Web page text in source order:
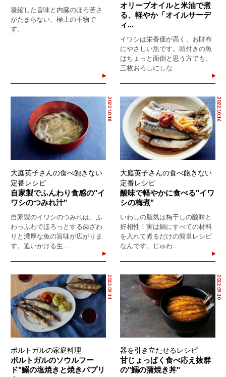
凝縮した旨味と内臓のほろ苦さ
がたまらない、極上の干物で
す。
オリーブオイルと米油で煮
る、軽やか「オイルサーデ
ィ...
イワシは栄養価が高く、お財布
にやさしい魚です。頭付きの魚
はちょっと面倒と思う方でも、
三枚おろしにしな...
2022.10.18
大庭英子さんの食べ飽きない
定番レシピ
自家製でふんわり食感の"イ
ワシのつみれ汁"
自家製のイワシのつみれは、ふ
わっふわでほろっとする歯ざわ
りと濃厚な魚の旨味が広がりま
す。追いかける生...
2022.10.16
大庭英子さんの食べ飽きない
定番レシピ
酸味で軽やかに食べる"イワ
シの梅煮"
いわしの脂気は梅干しの酸味と
好相性！実は鍋にすべての材料
を入れて煮るだけの簡単レシピ
なんです。じゅわ...
2022.09.11
ポルトガルの家庭料理
ポルトガルのソウルフー
ド"鰯の塩焼きと焼きパプリ
2022.09.10
器を引き立たせるレシピ
甘じょっぱく食べ応え抜群
の"鰯の蒲焼き丼"